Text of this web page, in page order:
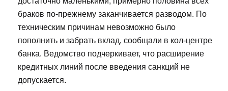
браков по-прежнему заканчивается разводом. По
техническим причинам невозможно было
пополнить и забрать вклад, сообщали в кол-центре
банка. Ведомство подчеркивает, что расширение
кредитных линий после введения санкций не
допускается.